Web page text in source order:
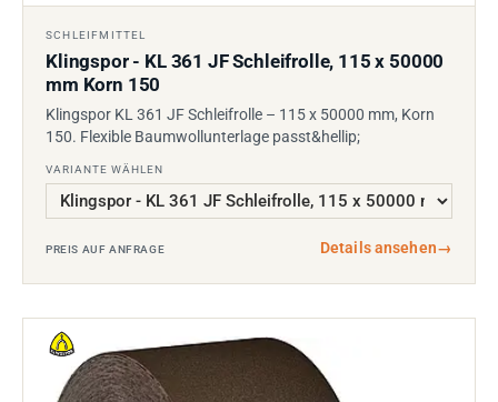
SCHLEIFMITTEL
Klingspor - KL 361 JF Schleifrolle, 115 x 50000
mm Korn 150
Klingspor KL 361 JF Schleifrolle – 115 x 50000 mm, Korn
150. Flexible Baumwollunterlage passt&hellip;
VARIANTE WÄHLEN
PREIS AUF ANFRAGE Details ansehen→